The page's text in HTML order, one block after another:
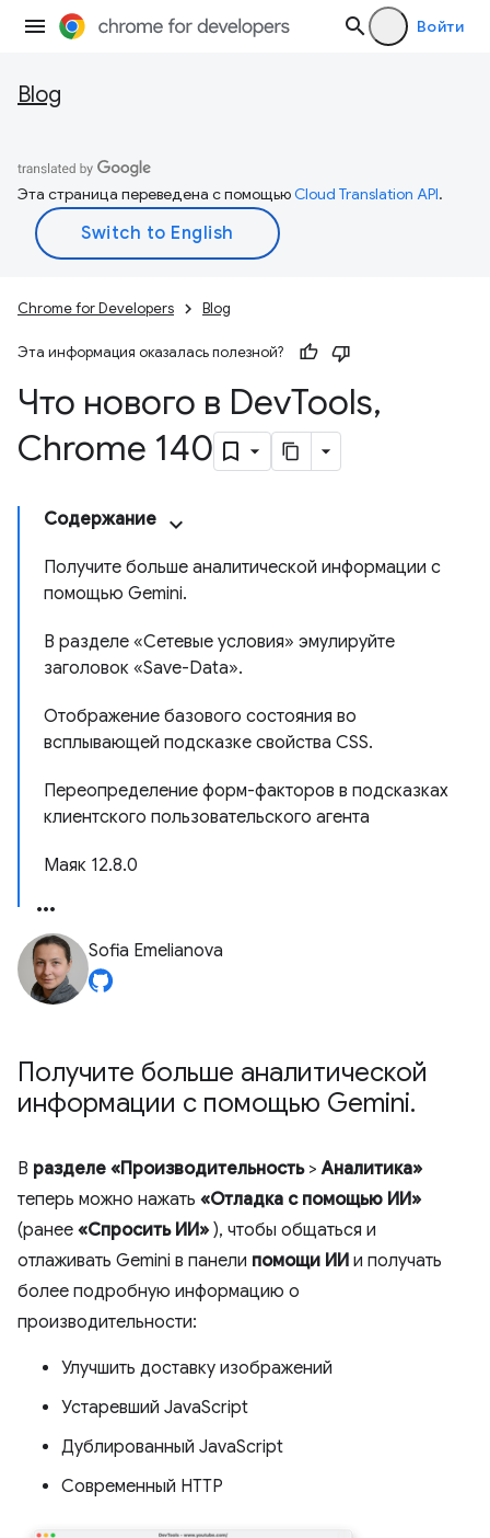
Войти
Blog
Эта страница переведена с помощьюCloud Translation API.
Chrome for Developers Blog
Эта информация оказалась полезной?
Что нового в DevTools,
Chrome 140
Содержание
Получите больше аналитической информации с
помощью Gemini.
В разделе «Сетевые условия» эмулируйте
заголовок «Save-Data».
Отображение базового состояния во
всплывающей подсказке свойства CSS.
Переопределение форм-факторов в подсказках
клиентского пользовательского агента
Маяк 12.8.0
Sofia Emelianova
Получите больше аналитической
информации с помощью Gemini.
В разделе «Производительность>Аналитика»
теперь можно нажать «Отладка с помощью ИИ»
(ранее «Спросить ИИ» ), чтобы общаться и
отлаживать Gemini в панели помощи ИИ и получать
более подробную информацию о
производительности:
Улучшить доставку изображений
Устаревший JavaScript
Дублированный JavaScript
Современный HTTP